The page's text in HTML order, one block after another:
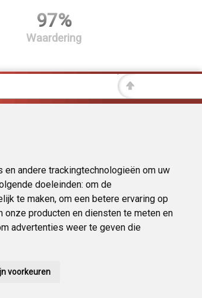
andere trackingtechnologieën om uw
doeleinden: om de
te maken, om een betere ervaring op
onze producten en diensten te meten en
advertenties weer te geven die
voorkeuren
97%
Waardering